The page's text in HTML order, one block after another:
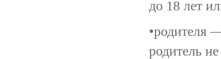
до 18 лет
•родителя
родитель